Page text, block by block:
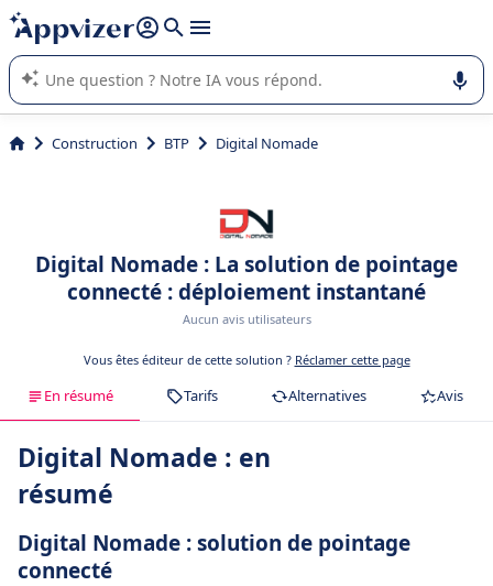
répondre (plusieurs lignes avec
L'IA de Appvizer vous guide dans l'utilisation ou la sélection de
logiciel SaaS en entreprise.
Construction BTP Digital Nomade
Digital Nomade : La solution de pointage
connecté : déploiement instantané
Aucun avis utilisateurs
Vous êtes éditeur de cette solution ? Réclamer cette page
En résumé Tarifs Alternatives Avis
Digital Nomade : en
résumé
Digital Nomade : solution de pointage
connecté